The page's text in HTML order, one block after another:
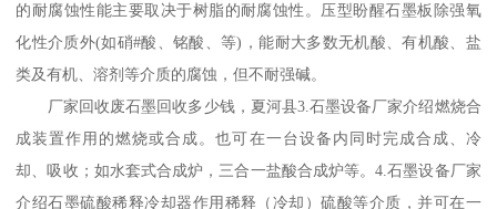
的耐腐蚀性能主要取决于树脂的耐腐蚀性。压型盼醒石墨板除强氧
化性介质外(如硝#酸、铭酸、等)，能耐大多数无机酸、有机酸、盐
类及有机、溶剂等介质的腐蚀，但不耐强碱。
厂家回收废石墨回收多少钱，夏河县3.石墨设备厂家介绍燃烧合
成装置作用的燃烧或合成。也可在一台设备内同时完成合成、冷
却、吸收；如水套式合成炉，三合一盐酸合成炉等。4.石墨设备厂家
介绍石墨硫酸稀释冷却器作用稀释（冷却）硫酸等介质，并可在一